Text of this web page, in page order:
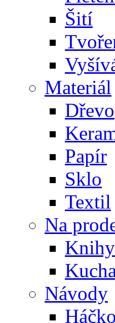
Šití
Materiál
Dřevo
Papír
Sklo
Textil
Na
Knihy
Návody